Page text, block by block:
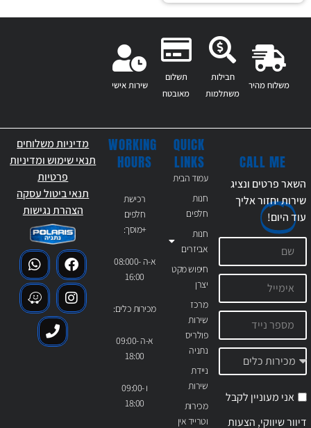
משלוח מהיר
חבילות
משתלמות
תשלום
מאובטח
שירות אישי
QUICK
LINKS
עמוד הבית
חנות
חלפים
חנות
אביזרים
חיפוש מקט
יצרן
מרכז
שירות
פולריס
נתניה
ניידת
שירות
מכירות
וטרייד אין
WORKING
HOURS
רכישת
חלפים
+מוסך:
א-ה 08:000-
16:00
מכירות כלים:
א-ה 09:00-
18:00
ו 09:00-
18:00
CALL ME
השאר פרטים ונציג
שירות יחזור אליך
עודהיום!
אני מעוניין לקבל
דיוור שיווקי, הצעות
מדיניות משלוחים
תנאי שימוש ומדיניות
פרטיות
תנאי ביטול עסקה
הצהרת נגישות